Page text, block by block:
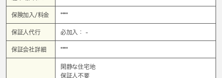
保険加入/料金 ****
保証人代行 必加入： -
保証会社詳細 ****
閑静な住宅地
保証人不要